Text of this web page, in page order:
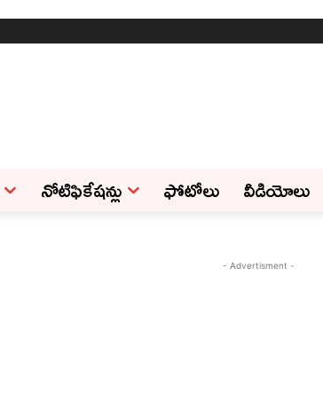
నోటిఫికేషన్లు ఫోటోలు వీడియోలు
- Advertisment -